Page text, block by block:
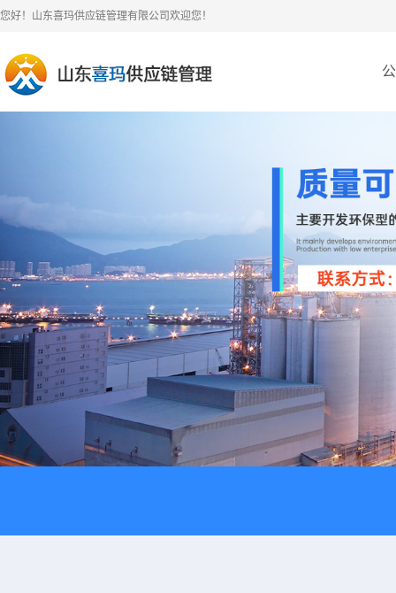
您好！山东喜玛供应链管理有限公司欢迎您！